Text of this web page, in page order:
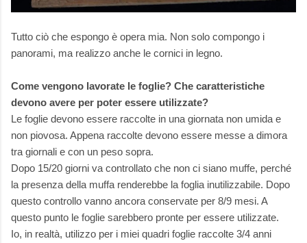
Tutto ciò che espongo è opera mia. Non solo compongo i
panorami, ma realizzo anche le cornici in legno.
Come vengono lavorate le foglie? Che caratteristiche
devono avere per poter essere utilizzate?
Le foglie devono essere raccolte in una giornata non umida e
non piovosa. Appena raccolte devono essere messe a dimora
tra giornali e con un peso sopra.
Dopo 15/20 giorni va controllato che non ci siano muffe, perché
la presenza della muffa renderebbe la foglia inutilizzabile. Dopo
questo controllo vanno ancora conservate per 8/9 mesi. A
questo punto le foglie sarebbero pronte per essere utilizzate.
Io, in realtà, utilizzo per i miei quadri foglie raccolte 3/4 anni